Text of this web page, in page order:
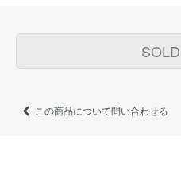
この商品について問い合わせる